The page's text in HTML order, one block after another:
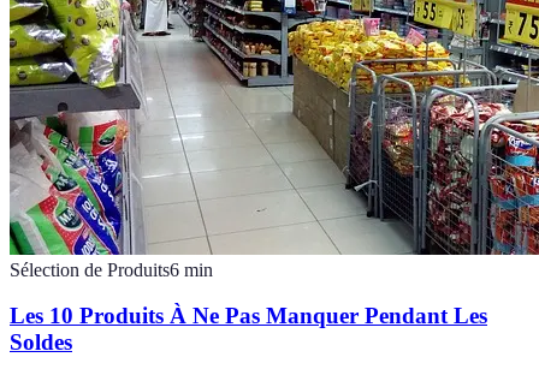
Sélection de Produits6 min
Les 10 Produits À Ne Pas Manquer Pendant Les
Soldes